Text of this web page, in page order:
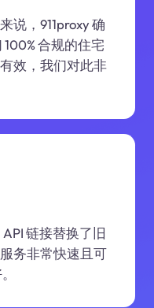
说，911proxy 确
合规的住宅
效，我们对此非
链接替换了旧
务非常快速且可